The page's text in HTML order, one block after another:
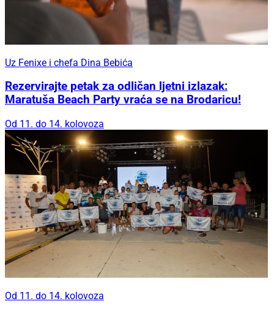
Uz Fenixe i chefa Dina Bebića
Rezervirajte petak za odličan ljetni izlazak:
Maratuša Beach Party vraća se na Brodaricu!
Od 11. do 14. kolovoza
Od 11. do 14. kolovoza